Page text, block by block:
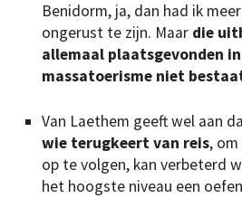
Benidorm, ja, dan had ik
ongerust te zijn. Maar die
allemaal plaatsgevonden
massatoerisme niet
Van Laethem geeft wel aan
wie terugkeert van reis,
op te volgen, kan verbeterd
het hoogste niveau een